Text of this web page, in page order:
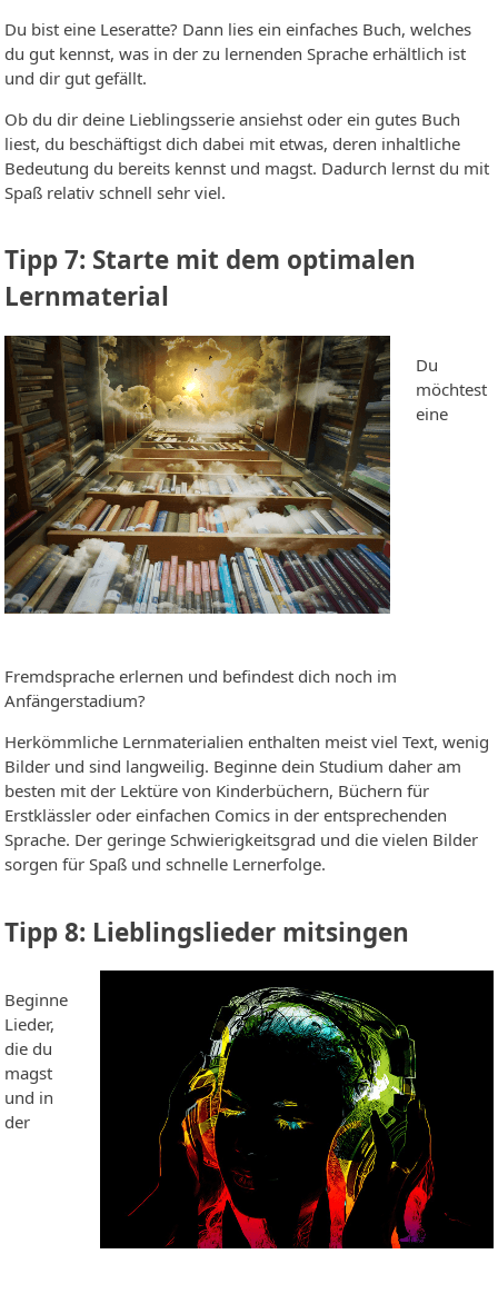
Du bist eine Leseratte? Dann lies ein einfaches Buch, welches
du gut kennst, was in der zu lernenden Sprache erhältlich ist
und dir gut gefällt.
Ob du dir deine Lieblingsserie ansiehst oder ein gutes Buch
liest, du beschäftigst dich dabei mit etwas, deren inhaltliche
Bedeutung du bereits kennst und magst. Dadurch lernst du mit
Spaß relativ schnell sehr viel.
Tipp 7: Starte mit dem optimalen
Lernmaterial
Du
möchtest
eine
Fremdsprache erlernen und befindest dich noch im
Anfängerstadium?
Herkömmliche Lernmaterialien enthalten meist viel Text, wenig
Bilder und sind langweilig. Beginne dein Studium daher am
besten mit der Lektüre von Kinderbüchern, Büchern für
Erstklässler oder einfachen Comics in der entsprechenden
Sprache. Der geringe Schwierigkeitsgrad und die vielen Bilder
sorgen für Spaß und schnelle Lernerfolge.
Tipp 8: Lieblingslieder mitsingen
Beginne
Lieder,
die du
magst
und in
der